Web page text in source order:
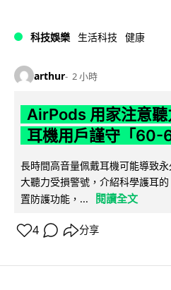
科技娛樂 生活科技 健康
arthur 2 小時
AirPods 用家注意
耳機用戶謹守「60-
長時間高音量佩戴耳機可能導致
大聽力受損警號，介紹科學護耳
置防護功能，...
閱讀全文
4 分享